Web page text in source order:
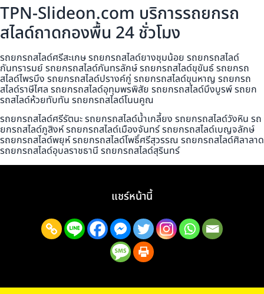
TPN-Slideon.com บริการรถยกรถ
สไลด์ถาดกองพื้น 24 ชั่วโมง
รถยกรถสไลด์ศรีสะเกษ รถยกรถสไลด์ยางชุมน้อย รถยกรถสไลด์
กันทรารมย์ รถยกรถสไลด์กันทรลักษ์ รถยกรถสไลด์ขุขันธ์ รถยกรถ
สไลด์ไพรบึง รถยกรถสไลด์ปรางค์กู่ รถยกรถสไลด์ขุนหาญ รถยกรถ
สไลด์ราษีไศล รถยกรถสไลด์อุทุมพรพิสัย รถยกรถสไลด์บึงบูรพ์ รถยก
รถสไลด์ห้วยทับทัน รถยกรถสไลด์โนนคูณ
รถยกรถสไลด์ศรีรัตนะ รถยกรถสไลด์น้ำเกลี้ยง รถยกรถสไลด์วังหิน รถ
ยกรถสไลด์ภูสิงห์ รถยกรถสไลด์เมืองจันทร์ รถยกรถสไลด์เบญจลักษ์
รถยกรถสไลด์พยุห์ รถยกรถสไลด์โพธิ์ศรีสุวรรณ รถยกรถสไลด์ศิลาลาด
รถยกรถสไลด์อุบลราชธานี รถยกรถสไลด์สุรินทร์
แชร์หน้านี้